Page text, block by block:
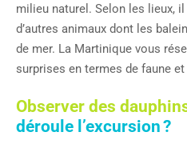
milieu naturel. Selon les lieux,
d’autres animaux dont les
de mer. La Martinique vous
surprises en termes de faune
Observer des
déroule l’excursion ?